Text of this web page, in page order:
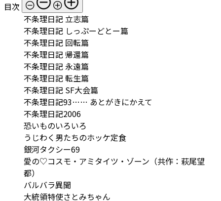
目次
不条理日記 立志篇
不条理日記 しっぷーどとー篇
不条理日記 回転篇
不条理日記 帰還篇
不条理日記 永遠篇
不条理日記 転生篇
不条理日記 SF大会篇
不条理日記93…… あとがきにかえて
不条理日記2006
恐いものいろいろ
うじわく男たちのホッケ定食
銀河タクシー69
愛の♡コスモ・アミタイツ・ゾーン（共作：萩尾望
都）
バルバラ異聞
大統領特使さとみちゃん